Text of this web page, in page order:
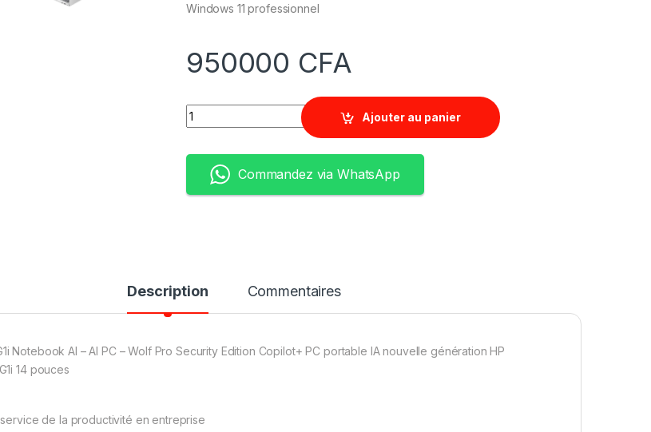
Windows 11 professionnel
950000 CFA
Quantity
Ajouter au panier
Commandez via WhatsApp
Description Commentaires
Notebook AI – AI PC – Wolf Pro Security Edition Copilot+ PC portable IA nouvelle génération HP
14 pouces
service de la productivité en entreprise